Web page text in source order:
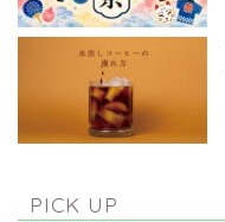
PICK UP